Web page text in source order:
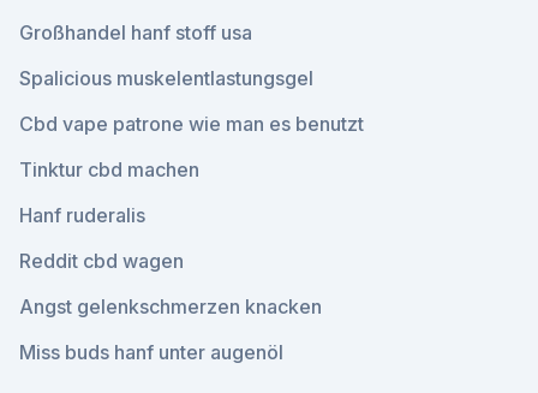
Großhandel hanf stoff usa
Spalicious muskelentlastungsgel
Cbd vape patrone wie man es benutzt
Tinktur cbd machen
Hanf ruderalis
Reddit cbd wagen
Angst gelenkschmerzen knacken
Miss buds hanf unter augenöl